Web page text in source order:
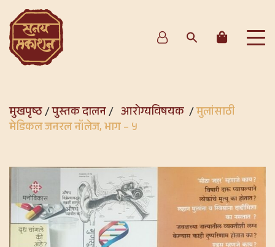
मुखपृष्ठ/पुस्तक दालन/ आरोग्यविषयक /मुलांसाठी
मेडिकल जनरल नॉलेज, भाग – ५